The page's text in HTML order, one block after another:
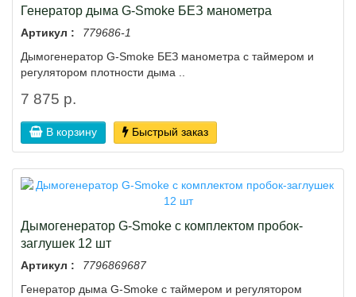
Генератор дыма G-Smoke БЕЗ манометра
Артикул :
779686-1
Дымогенератор G-Smoke БЕЗ манометра с таймером и
регулятором плотности дыма ..
7 875 р.
В корзину Быстрый заказ
Дымогенератор G-Smoke с комплектом пробок-
заглушек 12 шт
Артикул :
7796869687
Генератор дыма G-Smoke с таймером и регулятором